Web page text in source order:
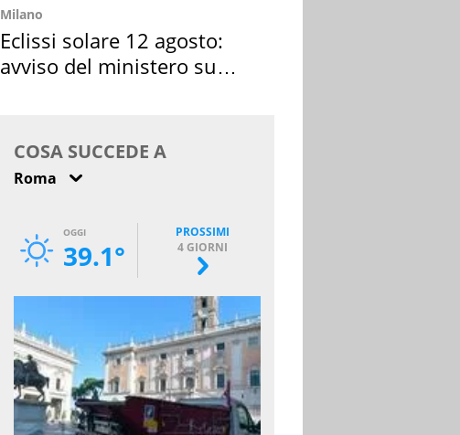
Milano
Eclissi solare 12 agosto:
avviso del ministero su